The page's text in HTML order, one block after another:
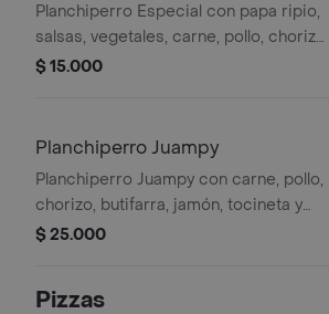
Planchiperro Especial con papa ripio,
salsas, vegetales, carne, pollo, chorizo
y butifarra. Un plato completo y
$ 15.000
Planchiperro Juampy
Planchiperro Juampy con carne, pollo,
chorizo, butifarra, jamón, tocineta y
papa ripio.
$ 25.000
Pizzas